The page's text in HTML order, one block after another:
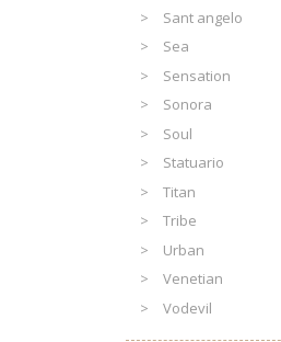
Sant angelo
Sea
Sensation
Sonora
Soul
Statuario
Titan
Tribe
Urban
Venetian
Vodevil